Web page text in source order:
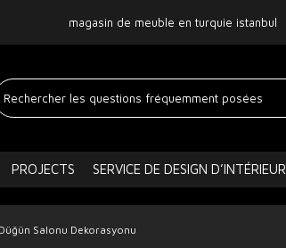
magasin de meuble en turquie istanbul
PROJECTS SERVICE DE DESIGN D’INTÉRIEUR
Salonu Dekorasyonu